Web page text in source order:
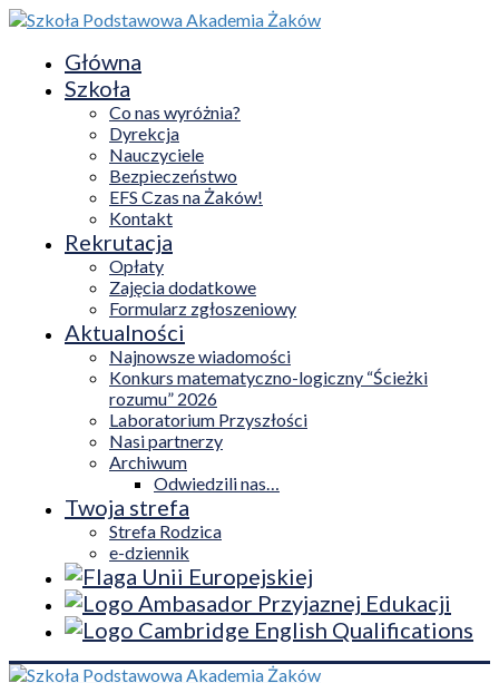
Główna
Szkoła
Co nas wyróżnia?
Dyrekcja
Nauczyciele
Bezpieczeństwo
EFS Czas na Żaków!
Kontakt
Rekrutacja
Opłaty
Zajęcia dodatkowe
Formularz zgłoszeniowy
Aktualności
Najnowsze wiadomości
Konkurs matematyczno-logiczny “Ścieżki
rozumu” 2026
Laboratorium Przyszłości
Nasi partnerzy
Archiwum
Odwiedzili nas…
Twoja strefa
Strefa Rodzica
e-dziennik